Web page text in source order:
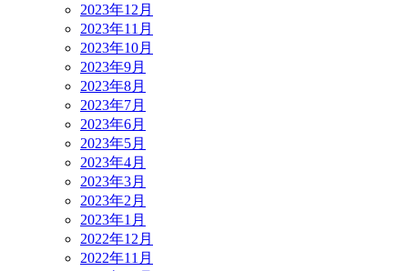
2023年12月
2023年11月
2023年10月
2023年9月
2023年8月
2023年7月
2023年6月
2023年5月
2023年4月
2023年3月
2023年2月
2023年1月
2022年12月
2022年11月